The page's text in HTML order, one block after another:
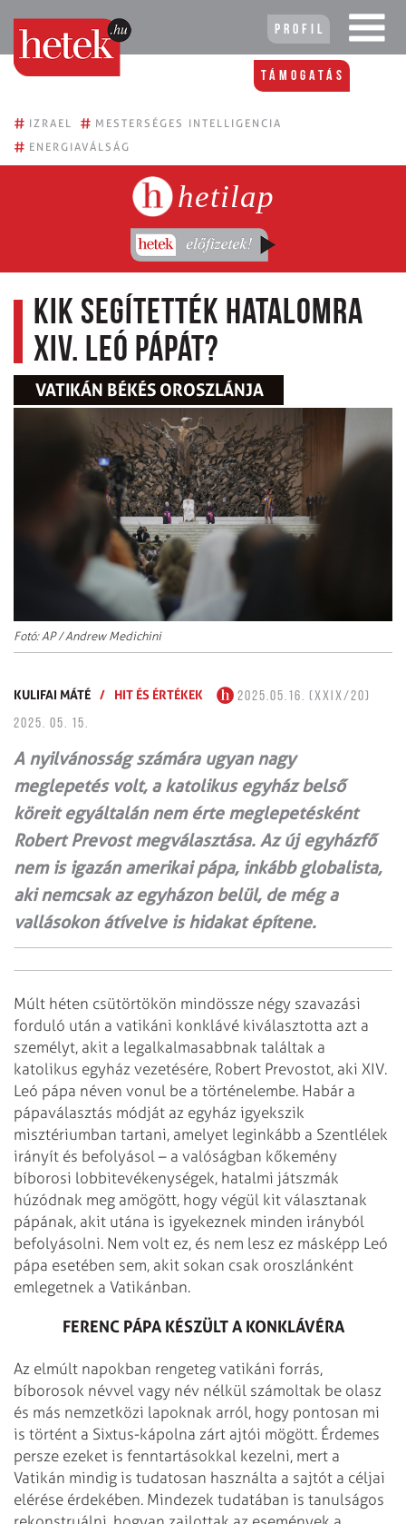
Profil
Támogatás
# IZRAEL # MESTERSÉGES INTELLIGENCIA
# ENERGIAVÁLSÁG
hetilap
Kik segítették hatalomra
XIV. Leó pápát?
VATIKÁN BÉKÉS OROSZLÁNJA
Fotó: AP / Andrew Medichini
KULIFAI MÁTÉ / HIT ÉS ÉRTÉKEK
2025.05.16. (XXIX/20)
2025. 05. 15.
A nyilvánosság számára ugyan nagy
meglepetés volt, a katolikus egyház belső
köreit egyáltalán nem érte meglepetésként
Robert Prevost megválasztása. Az új egyházfő
nem is igazán amerikai pápa, inkább globalista,
aki nemcsak az egyházon belül, de még a
vallásokon átívelve is hidakat építene.
Múlt héten csütörtökön mindössze négy szavazási
forduló után a vatikáni konklávé kiválasztotta azt a
személyt, akit a legalkalmasabbnak találtak a
katolikus egyház vezetésére, Robert Prevostot, aki XIV.
Leó pápa néven vonul be a történelembe. Habár a
pápaválasztás módját az egyház igyekszik
misztériumban tartani, amelyet leginkább a Szentlélek
irányít és befolyásol – a valóságban kőkemény
bíborosi lobbitevékenységek, hatalmi játszmák
húzódnak meg amögött, hogy végül kit választanak
pápának, akit utána is igyekeznek minden irányból
befolyásolni. Nem volt ez, és nem lesz ez másképp Leó
pápa esetében sem, akit sokan csak oroszlánként
emlegetnek a Vatikánban.
FERENC PÁPA KÉSZÜLT A KONKLÁVÉRA
Az elmúlt napokban rengeteg vatikáni forrás,
bíborosok névvel vagy név nélkül számoltak be olasz
és más nemzetközi lapoknak arról, hogy pontosan mi
is történt a Sixtus-kápolna zárt ajtói mögött. Érdemes
persze ezeket is fenntartásokkal kezelni, mert a
Vatikán mindig is tudatosan használta a sajtót a céljai
elérése érdekében. Mindezek tudatában is tanulságos